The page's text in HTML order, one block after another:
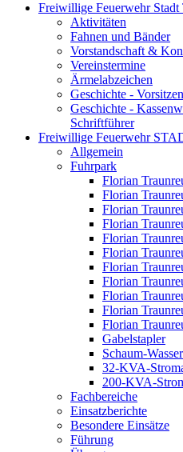
Freiwillige Feuerwehr Stadt
Aktivitäten
Fahnen und Bänder
Vorstandschaft &
Vereinstermine
Ärmelabzeichen
Geschichte -
Geschichte -
Schriftführer
Freiwillige Feuerwehr
Allgemein
Fuhrpark
Florian
Florian
Florian
Florian
Florian
Florian
Florian
Florian
Florian
Florian
Florian
Gabelstapler
Schaum-
32-KVA-
200-KVA-
Fachbereiche
Einsatzberichte
Besondere Einsätze
Führung